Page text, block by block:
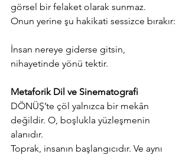
görsel bir felaket olarak sunmaz.
Onun yerine şu hakikati sessizce bırakır:
İnsan nereye giderse gitsin,
nihayetinde yönü tektir.
Metaforik Dil ve Sinematografi
DÖNÜŞ’te çöl yalnızca bir mekân
değildir. O, boşlukla yüzleşmenin
alanıdır.
Toprak, insanın başlangıcıdır. Ve aynı